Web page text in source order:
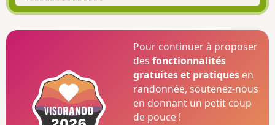
Pour continuer à proposer
desfonctionnalités
gratuites et pratiques en
randonnée, soutenez-nous
en donnant un petit coup
de pouce !